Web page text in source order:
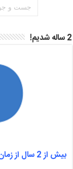
2 ساله شدیم!
بیش از 2